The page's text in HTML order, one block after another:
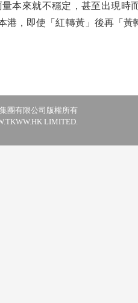
本來就不穩定，甚至出現時
，即使「紅轉黃」後再「黃
團有限公司版權所有
LIMITED.